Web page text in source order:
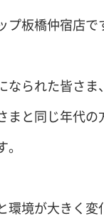
プ板橋仲宿店で
なられた皆さ
まと同じ年代
環境が大きく